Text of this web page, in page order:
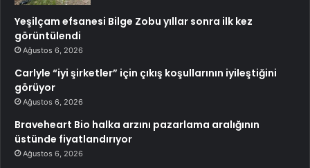
Yeşilçam efsanesi Bilge Zobu yıllar sonra ilk kez
görüntülendi
Ağustos 6, 2026
Carlyle “iyi şirketler” için çıkış koşullarının iyileştiğini
görüyor
Ağustos 6, 2026
Braveheart Bio halka arzını pazarlama aralığının
üstünde fiyatlandırıyor
Ağustos 6, 2026